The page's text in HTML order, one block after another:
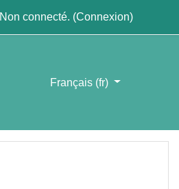
Non connecté. (Connexion)
Français ‎(fr)‎